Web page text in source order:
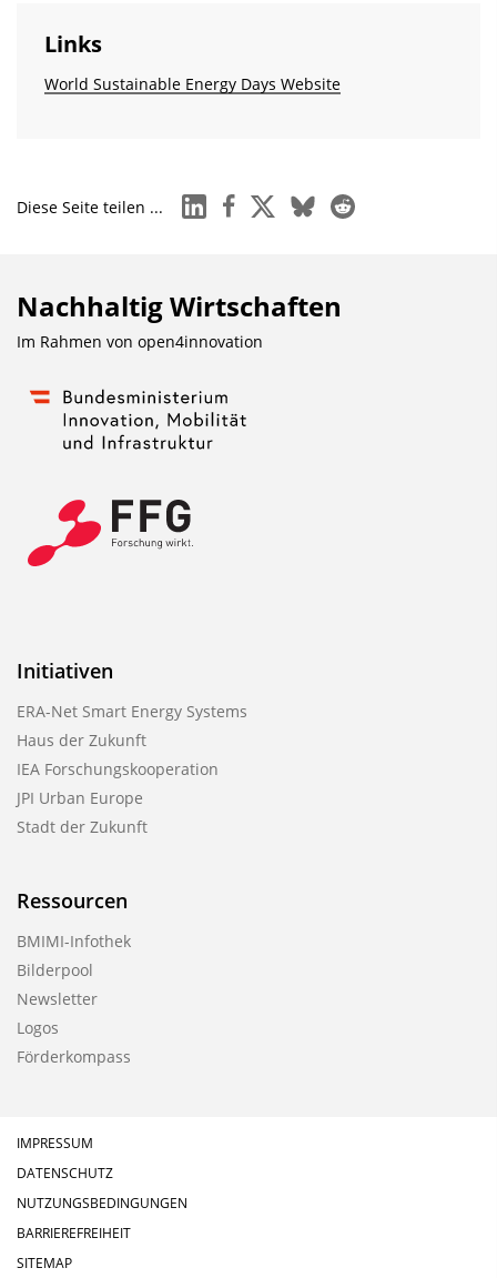
Links
World Sustainable Energy Days Website
Diese Seite teilen ... linkedinfacebook
x blueskyreddit
Nachhaltig Wirtschaften
Im Rahmen von open4innovation
Initiativen
ERA-Net Smart Energy Systems
Haus der Zukunft
IEA Forschungskooperation
JPI Urban Europe
Stadt der Zukunft
Ressourcen
BMIMI-Infothek
Bilderpool
Newsletter
Logos
Förderkompass
IMPRESSUM
DATENSCHUTZ
NUTZUNGSBEDINGUNGEN
BARRIEREFREIHEIT
SITEMAP